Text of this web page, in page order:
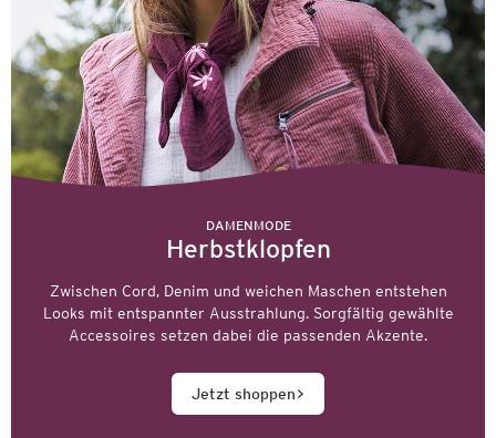
DAMENMODE
Herbstklopfen
Zwischen Cord, Denim und weichen Maschen entstehen
Looks mit entspannter Ausstrahlung. Sorgfältig gewählte
Accessoires setzen dabei die passenden Akzente.
Jetzt shoppen